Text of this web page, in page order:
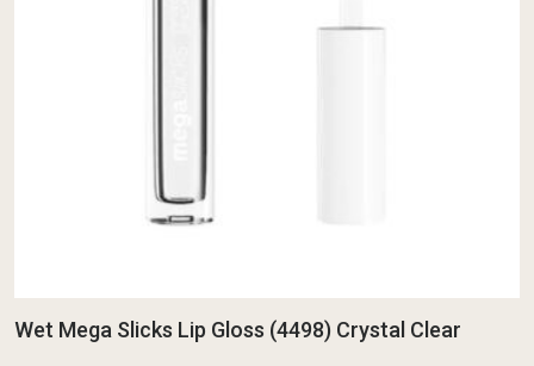
Wet Mega Slicks Lip Gloss (4498) Crystal Clear